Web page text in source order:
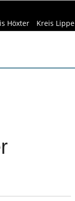
Höxter Kreis Lippe